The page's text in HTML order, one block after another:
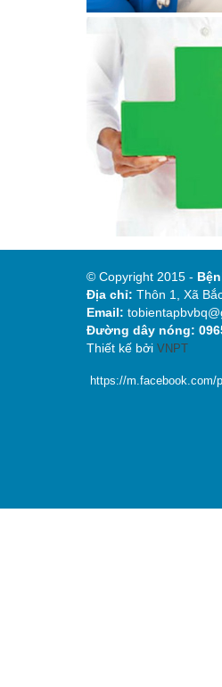
© Copyright 2015 -
Địa chỉ: Thôn 1, Xã
Email:
Đường dây nóng:
Thiết kế bởi VNPT
https://m.facebook.com/